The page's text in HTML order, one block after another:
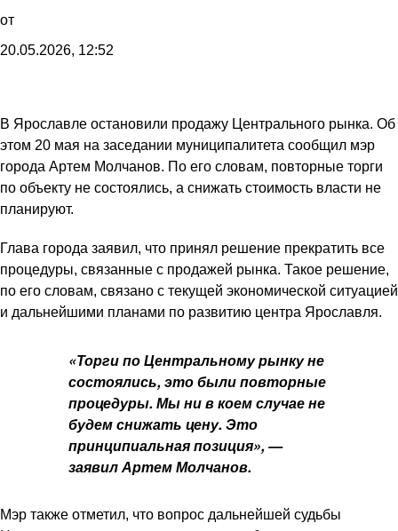
от
20.05.2026, 12:52
В Ярославле остановили продажу Центрального рынка. Об
этом 20 мая на заседании муниципалитета сообщил мэр
города Артем Молчанов. По его словам, повторные торги
по объекту не состоялись, а снижать стоимость власти не
планируют.
Глава города заявил, что принял решение прекратить все
процедуры, связанные с продажей рынка. Такое решение,
по его словам, связано с текущей экономической ситуацией
и дальнейшими планами по развитию центра Ярославля.
«Торги по Центральному рынку не
состоялись, это были повторные
процедуры. Мы ни в коем случае не
будем снижать цену. Это
принципиальная позиция», —
заявил Артем Молчанов.
Мэр также отметил, что вопрос дальнейшей судьбы